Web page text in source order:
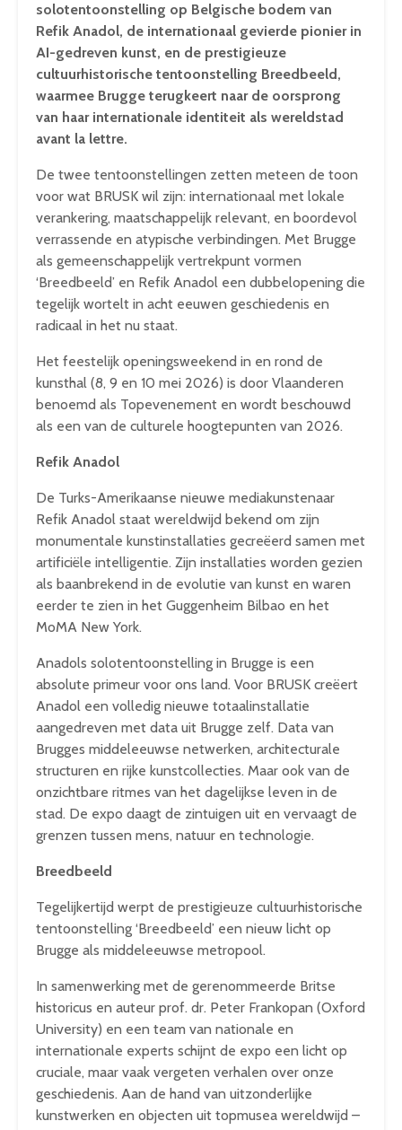
solotentoonstelling op Belgische bodem van
Refik Anadol, de internationaal gevierde pionier in
AI-gedreven kunst, en de prestigieuze
cultuurhistorische tentoonstelling Breedbeeld,
waarmee Brugge terugkeert naar de oorsprong
van haar internationale identiteit als wereldstad
avant la lettre.
De twee tentoonstellingen zetten meteen de toon
voor wat BRUSK wil zijn: internationaal met lokale
verankering, maatschappelijk relevant, en boordevol
verrassende en atypische verbindingen. Met Brugge
als gemeenschappelijk vertrekpunt vormen
‘Breedbeeld’ en Refik Anadol een dubbelopening die
tegelijk wortelt in acht eeuwen geschiedenis en
radicaal in het nu staat.
Het feestelijk openingsweekend in en rond de
kunsthal (8, 9 en 10 mei 2026) is door Vlaanderen
benoemd als Topevenement en wordt beschouwd
als een van de culturele hoogtepunten van 2026.
Refik Anadol
De Turks-Amerikaanse nieuwe mediakunstenaar
Refik Anadol staat wereldwijd bekend om zijn
monumentale kunstinstallaties gecreëerd samen met
artificiële intelligentie. Zijn installaties worden gezien
als baanbrekend in de evolutie van kunst en waren
eerder te zien in het Guggenheim Bilbao en het
MoMA New York.
Anadols solotentoonstelling in Brugge is een
absolute primeur voor ons land. Voor BRUSK creëert
Anadol een volledig nieuwe totaalinstallatie
aangedreven met data uit Brugge zelf. Data van
Brugges middeleeuwse netwerken, architecturale
structuren en rijke kunstcollecties. Maar ook van de
onzichtbare ritmes van het dagelijkse leven in de
stad. De expo daagt de zintuigen uit en vervaagt de
grenzen tussen mens, natuur en technologie.
Breedbeeld
Tegelijkertijd werpt de prestigieuze cultuurhistorische
tentoonstelling ‘Breedbeeld’ een nieuw licht op
Brugge als middeleeuwse metropool.
In samenwerking met de gerenommeerde Britse
historicus en auteur prof. dr. Peter Frankopan (Oxford
University) en een team van nationale en
internationale experts schijnt de expo een licht op
cruciale, maar vaak vergeten verhalen over onze
geschiedenis. Aan de hand van uitzonderlijke
kunstwerken en objecten uit topmusea wereldwijd –